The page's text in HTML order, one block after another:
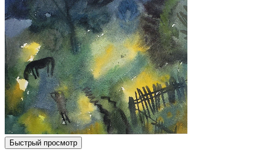
Быстрый просмотр